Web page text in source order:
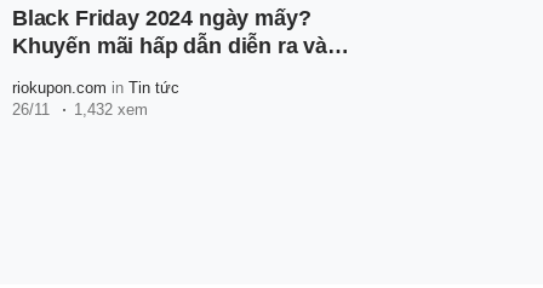
Black Friday 2024 ngày mấy?
Khuyến mãi hấp dẫn diễn ra vào
riokupon.com in Tin tức
26/11
1,432 xem